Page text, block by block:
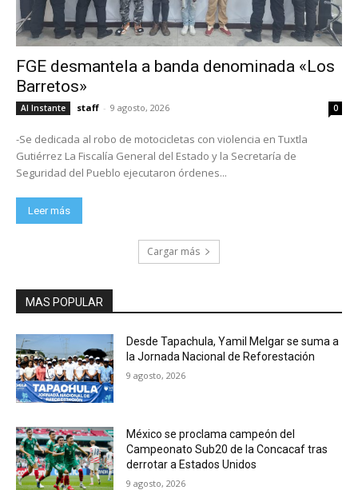
FGE desmantela a banda denominada «Los
Barretos»
Al Instante staff - 9 agosto, 2026 0
-Se dedicada al robo de motocicletas con violencia en Tuxtla
Gutiérrez La Fiscalía General del Estado y la Secretaría de
Seguridad del Pueblo ejecutaron órdenes...
Leer más
Cargar más
MAS POPULAR
Desde Tapachula, Yamil Melgar se suma a
la Jornada Nacional de Reforestación
9 agosto, 2026
México se proclama campeón del
Campeonato Sub20 de la Concacaf tras
derrotar a Estados Unidos
9 agosto, 2026